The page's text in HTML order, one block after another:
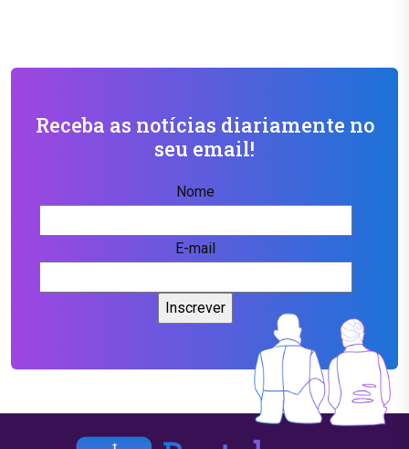
Receba as notícias diariamente no
seu email!
Nome
E-mail